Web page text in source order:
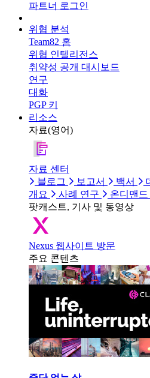
파트너 로그인
위협 분석
Team82 홈
위협 인텔리전스
취약성 공개 대시보드
연구
대화
PGP 키
리소스
자료(영어)
자료 센터
블로그
보고서 백서
개요
사례 연구 온디맨
팟캐스트, 기사 및 동영상
Nexus 웹사이트 방문
주요 콘텐츠